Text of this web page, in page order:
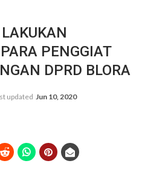
PENGGIAT
DPRD BLORA
updated Jun 10, 2020